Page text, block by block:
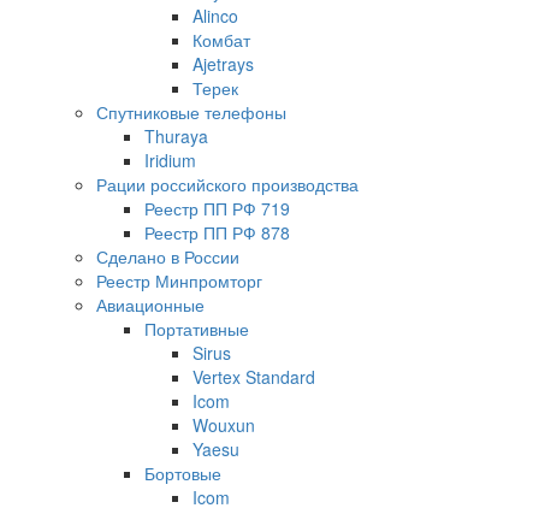
Alinco
Комбат
Ajetrays
Терек
Спутниковые телефоны
Thuraya
Iridium
Рации российского производства
Реестр ПП РФ 719
Реестр ПП РФ 878
Сделано в России
Реестр Минпромторг
Авиационные
Портативные
Sirus
Vertex Standard
Icom
Wouxun
Yaesu
Бортовые
Icom